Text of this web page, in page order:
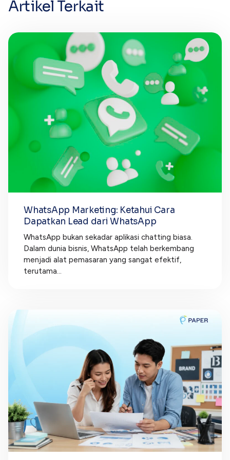
Artikel Terkait
WhatsApp Marketing: Ketahui Cara
Dapatkan Lead dari WhatsApp
WhatsApp bukan sekadar aplikasi chatting biasa.
Dalam dunia bisnis, WhatsApp telah berkembang
menjadi alat pemasaran yang sangat efektif,
terutama...